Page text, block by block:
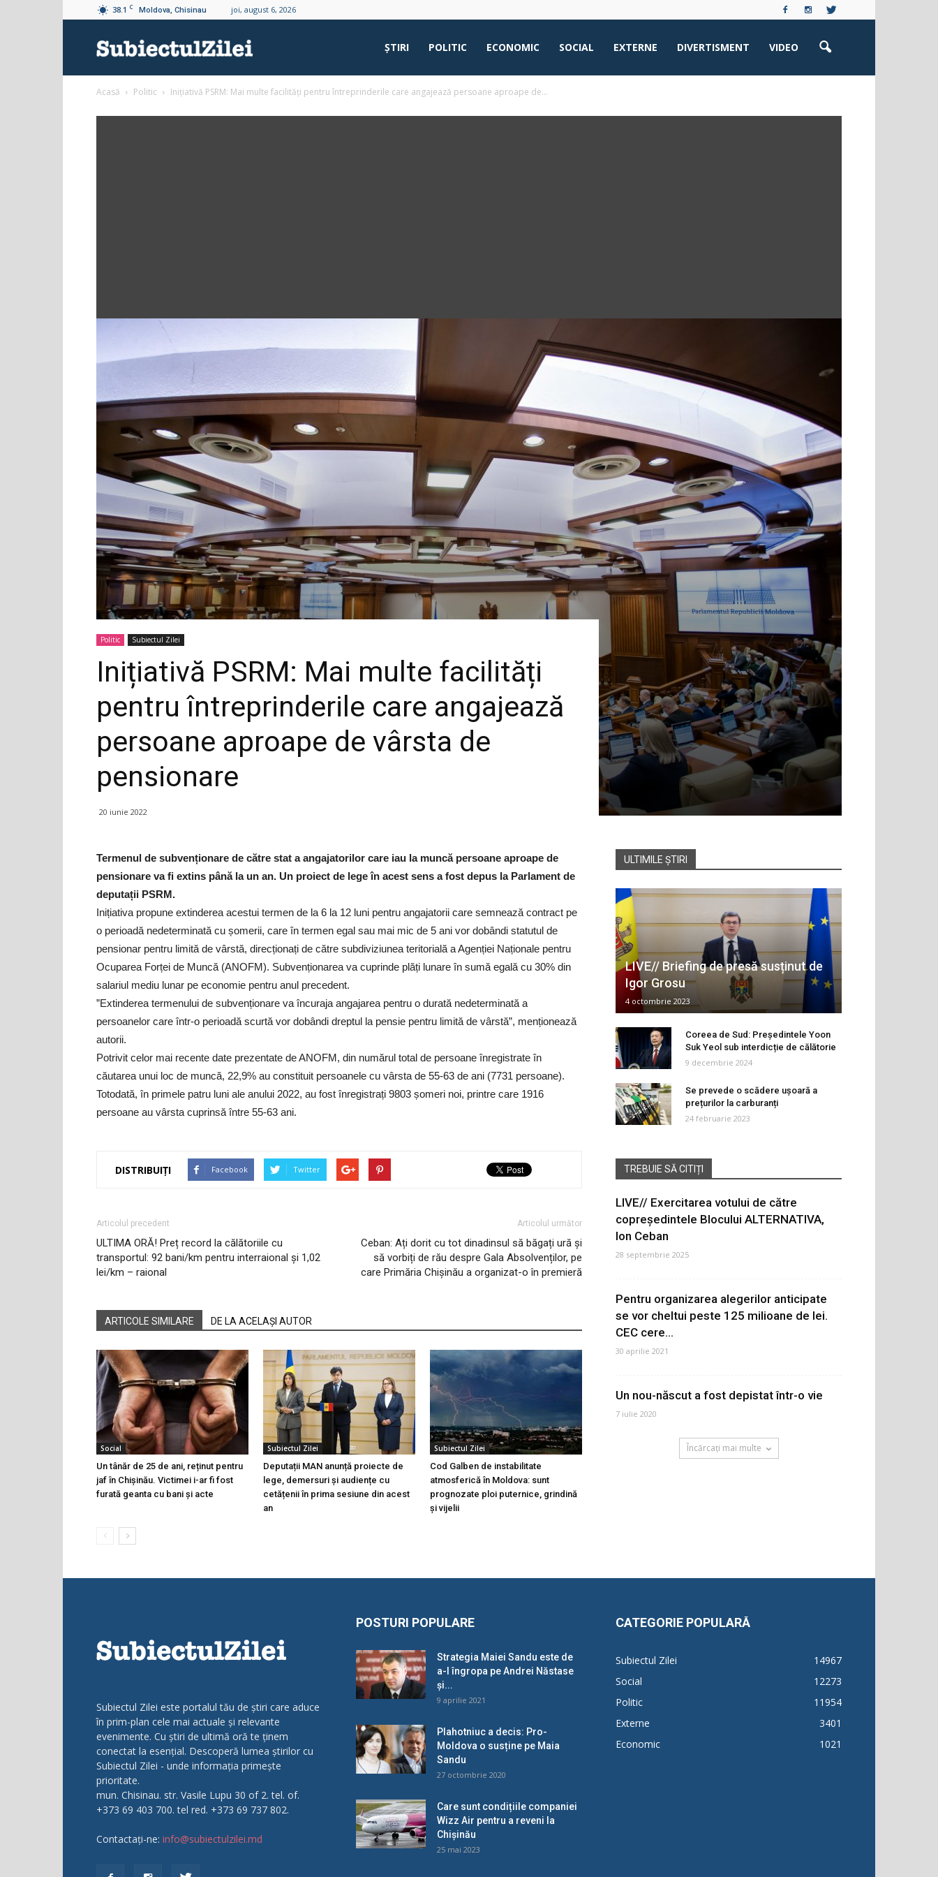
38.1 C Moldova, Chisinau joi, august 6, 2026
ŞTIRI POLITIC ECONOMIC SOCIAL EXTERNE DIVERTISMENT VIDEO
Acasă Politic Inițiativă PSRM: Mai multe facilități pentru întreprinderile care angajează persoane aproape de...
Politic Subiectul Zilei
Inițiativă PSRM: Mai multe facilități
pentru întreprinderile care angajează
persoane aproape de vârsta de
pensionare
20 iunie 2022
Termenul de subvenționare de către stat a angajatorilor care iau la muncă persoane aproape de
pensionare va fi extins până la un an. Un proiect de lege în acest sens a fost depus la Parlament de
deputații PSRM.
Inițiativa propune extinderea acestui termen de la 6 la 12 luni pentru angajatorii care semnează contract pe
o perioadă nedeterminată cu șomerii, care în termen egal sau mai mic de 5 ani vor dobândi statutul de
pensionar pentru limită de vârstă, direcționați de către subdiviziunea teritorială a Agenției Naționale pentru
Ocuparea Forței de Muncă (ANOFM). Subvenționarea va cuprinde plăți lunare în sumă egală cu 30% din
salariul mediu lunar pe economie pentru anul precedent.
”Extinderea termenului de subvenționare va încuraja angajarea pentru o durată nedeterminată a
persoanelor care într-o perioadă scurtă vor dobândi dreptul la pensie pentru limită de vârstă”, menționează
autorii.
Potrivit celor mai recente date prezentate de ANOFM, din numărul total de persoane înregistrate în
căutarea unui loc de muncă, 22,9% au constituit persoanele cu vârsta de 55-63 de ani (7731 persoane).
Totodată, în primele patru luni ale anului 2022, au fost înregistrați 9803 șomeri noi, printre care 1916
persoane au vârsta cuprinsă între 55-63 ani.
DISTRIBUIȚI Facebook Twitter
Articolul precedent
ULTIMA ORĂ! Preț record la călătoriile cu
transportul: 92 bani/km pentru interraional și 1,02
lei/km – raional
Articolul următor
Ceban: Ați dorit cu tot dinadinsul să băgați ură și
să vorbiți de rău despre Gala Absolvenților, pe
care Primăria Chișinău a organizat-o în premieră
ARTICOLE SIMILARE DE LA ACELAȘI AUTOR
Social
Un tânăr de 25 de ani, reținut pentru
jaf în Chișinău. Victimei i-ar fi fost
furată geanta cu bani și acte
Subiectul Zilei
Deputații MAN anunță proiecte de
lege, demersuri și audiențe cu
cetățenii în prima sesiune din acest
an
Subiectul Zilei
Cod Galben de instabilitate
atmosferică în Moldova: sunt
prognozate ploi puternice, grindină
și vijelii
ULTIMILE ȘTIRI
LIVE// Briefing de presă susținut de
Igor Grosu
4 octombrie 2023
Coreea de Sud: Președintele Yoon
Suk Yeol sub interdicție de călătorie
9 decembrie 2024
Se prevede o scădere ușoară a
prețurilor la carburanți
24 februarie 2023
TREBUIE SĂ CITIȚI
LIVE// Exercitarea votului de către
copreședintele Blocului ALTERNATIVA,
Ion Ceban
28 septembrie 2025
Pentru organizarea alegerilor anticipate
se vor cheltui peste 125 milioane de lei.
CEC cere...
30 aprilie 2021
Un nou-născut a fost depistat într-o vie
7 iulie 2020
Încărcați mai multe
Subiectul Zilei este portalul tău de știri care aduce
în prim-plan cele mai actuale și relevante
evenimente. Cu știri de ultimă oră te ținem
conectat la esențial. Descoperă lumea știrilor cu
Subiectul Zilei - unde informația primește
prioritate.
mun. Chisinau. str. Vasile Lupu 30 of 2. tel. of.
+373 69 403 700. tel red. +373 69 737 802.
Contactați-ne: info@subiectulzilei.md
POSTURI POPULARE
Strategia Maiei Sandu este de
a-l îngropa pe Andrei Năstase
și...
9 aprilie 2021
Plahotniuc a decis: Pro-
Moldova o susține pe Maia
Sandu
27 octombrie 2020
Care sunt condițiile companiei
Wizz Air pentru a reveni la
Chișinău
25 mai 2023
CATEGORIE POPULARĂ
Subiectul Zilei
14967
Social
12273
Politic
11954
Externe
3401
Economic
1021